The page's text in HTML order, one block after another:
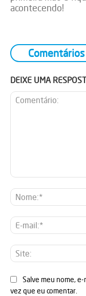
acontecendo!
Comentários
DEIXE UMA
Salve meu nome,
vez que eu comentar.